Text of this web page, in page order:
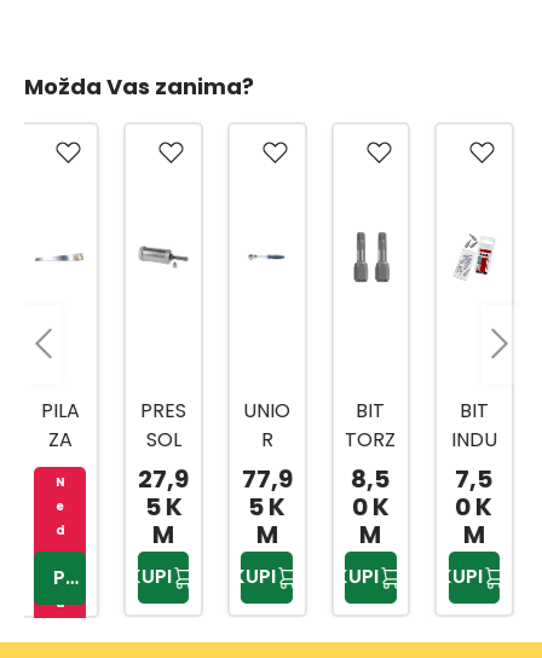
Možda Vas zanima?
PRES
SOL
PREŠ
A ZA
MAS
T
80ML
ČELIK
SA
27,9
5 K
M
KUPI
UNIO
R
RUČI
CA/R
AČN
A 1/2
BI
1901A
BI
77,9
5 K
M
KUPI
BIT
TORZ
IJA
TOR
X
20X2
5MM
2/1
8,5
0 K
M
KUPI
BIT
INDU
STRY
TOR
X
20X2
5MM
3/1
7,5
0 K
M
KUPI
NASA
DNI
KLJU
ČEVI
1/4,3
/8,1/
2
216-
DJ.
399,
90
KM
KUPI